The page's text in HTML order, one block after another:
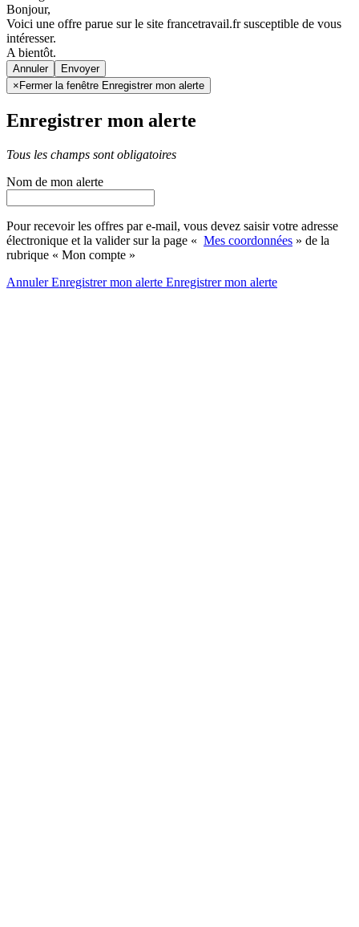
Bonjour,
Voici une offre parue sur le site francetravail.fr susceptible de vous
intéresser.
A bientôt.
Annuler
× Fermer la fenêtre Enregistrer mon alerte
Enregistrer mon alerte
Tous les champs sont obligatoires
Nom de mon alerte
Pour recevoir les offres par e-mail, vous devez saisir votre adresse
électronique et la valider sur la page « Mes coordonnées » de la
rubrique « Mon compte »
AnnulerEnregistrer mon alerte Enregistrermon alerte